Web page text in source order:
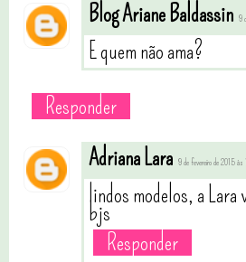
Blog Ariane Baldassin 9
E quem não ama?
Responder
Adriana Lara 9 de fevereiro de 2015
lindos modelos, a Lara
bjs
Responder